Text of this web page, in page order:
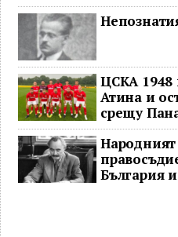
ЦСКА 1948
Атина и
срещу
Народният
България